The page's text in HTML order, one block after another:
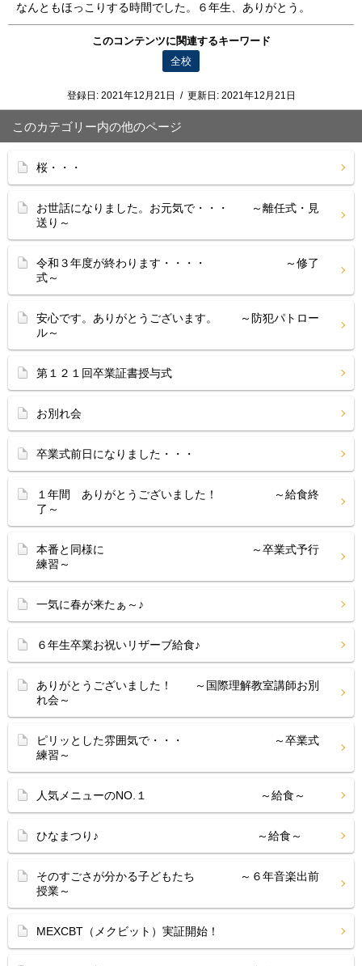
なんともほっこりする時間でした。６年生、ありがとう。
このコンテンツに関連するキーワード
全校
登録日: 2021年12月21日 / 更新日: 2021年12月21日
このカテゴリー内の他のページ
桜・・・
お世話になりました。お元気で・・・ ～離任式・見
送り～
令和３年度が終わります・・・・ ～修了
式～
安心です。ありがとうございます。 ～防犯パトロー
ル～
第１２１回卒業証書授与式
お別れ会
卒業式前日になりました・・・
１年間 ありがとうございました！ ～給食終
了～
本番と同様に ～卒業式予行
練習～
一気に春が来たぁ～♪
６年生卒業お祝いリザーブ給食♪
ありがとうございました！ ～国際理解教室講師お別
れ会～
ピリッとした雰囲気で・・・ ～卒業式
練習～
人気メニューのNO.１ ～給食～
ひなまつり♪ ～給食～
そのすごさが分かる子どもたち ～６年音楽出前
授業～
MEXCBT（メクビット）実証開始！